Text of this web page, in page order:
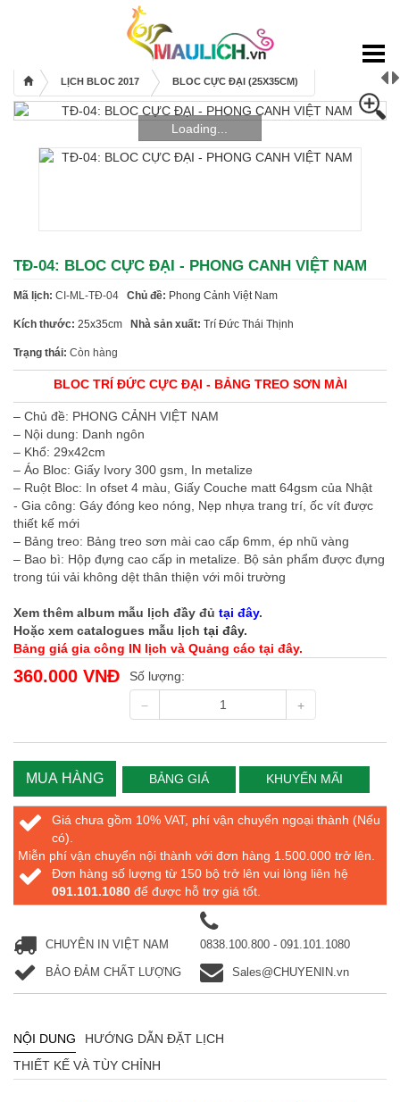
Lịch để bàn 2017
Lịch Treo Tường 2017
Bìa + Bloc 2017
Sổ Tay
Túi Quà
Catalogues
Khuyến mãi
LỊCH BLOC 2017 BLOC CỰC ĐẠI (25X35CM)
Loading...
TĐ-04: BLOC CỰC ĐẠI - PHONG CANH VIỆT NAM
Mã lịch: CI-ML-TĐ-04 Chủ đề: Phong Cảnh Việt Nam
Kích thước: 25x35cm Nhà sản xuất: Trí Đức Thái Thịnh
Trạng thái: Còn hàng
BLOC TRÍ ĐỨC CỰC ĐẠI - BẢNG TREO SƠN MÀI
– Chủ đề: PHONG CẢNH VIỆT NAM
– Nội dung: Danh ngôn
– Khổ: 29x42cm
– Áo Bloc: Giấy Ivory 300 gsm, In metalize
– Ruột Bloc: In ofset 4 màu, Giấy Couche matt 64gsm của Nhật
- Gia công: Gáy đóng keo nóng, Nẹp nhựa trang trí, ốc vít được
thiết kế mới
– Bảng treo: Bảng treo sơn mài cao cấp 6mm, ép nhũ vàng
– Bao bì: Hộp đựng cao cấp in metalize. Bộ sản phẩm được đựng
trong túi vải không dệt thân thiện với môi trường
Xem thêm album mẫu lịch đầy đủ tại đây.
Hoặc xem catalogues mẫu lịch tại đây.
Bảng giá gia công IN lịch và Quảng cáo tại đây.
360.000 VNĐ Số lượng:
MUA HÀNG BẢNG GIÁ KHUYẾN MÃI
Giá chưa gồm 10% VAT, phí vận chuyển ngoại thành (Nếu
có).
Miễn phí vận chuyển nội thành với đơn hàng 1.500.000 trở lên.
Đơn hàng số lượng từ 150 bộ trở lên vui lòng liên hệ
091.101.1080 để được hỗ trợ giá tốt.
CHUYÊN IN VIỆT NAM 0838.100.800 - 091.101.1080
BẢO ĐẢM CHẤT LƯỢNG Sales@CHUYENIN.vn
NỘI DUNG
HƯỚNG DẪN ĐẶT LỊCH
THIẾT KẾ VÀ TÙY CHỈNH